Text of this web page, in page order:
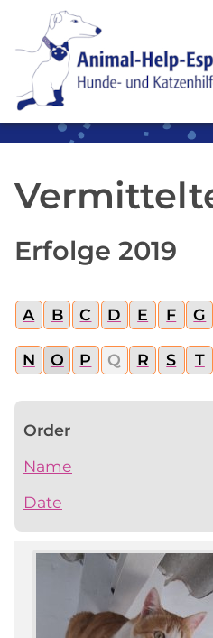
SKIP TO MAIN
Erfolge 2019
A B C D E F G
N O P Q R S T
Order
Name
Date